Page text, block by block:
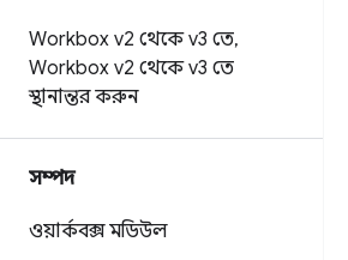
Workbox v2 থেকে v3 তে,
Workbox v2 থেকে v3 তে
স্থানান্তর করুন
সম্পদ
ওয়ার্কবক্স মডিউল